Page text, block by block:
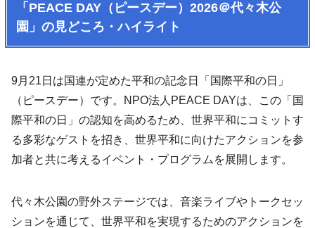
「PEACE DAY（ピースデー）2026＠代々木公
園」の見どころ・ハイライト
9月21日は国連が定めた平和の記念日「国際平和の日」
（ピースデー）です。NPO法人PEACE DAYは、この「国
際平和の日」の認知を高めるため、世界平和にコミットす
る多彩なゲストを招き、世界平和に向けたアクションを参
加者と共に考えるイベント・プログラムを展開します。
代々木公園の野外ステージでは、音楽ライブやトークセッ
ションを通じて、世界平和を実現するためのアクションを